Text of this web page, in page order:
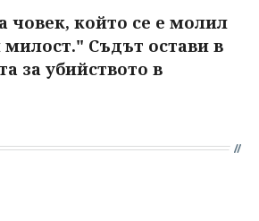
човек, който се е молил
Съдът остави в
за убийството в